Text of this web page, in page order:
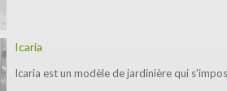
Icaria
Icaria est un modèle de jardinière qui